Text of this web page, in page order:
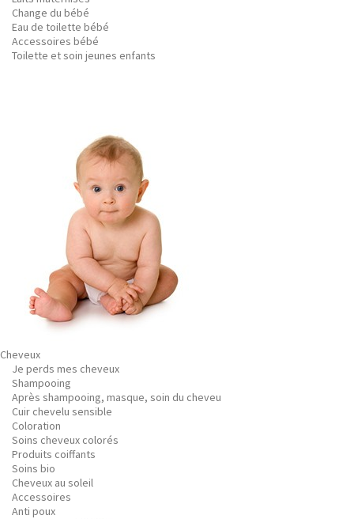
Change du bébé
Eau de toilette bébé
Accessoires bébé
Toilette et soin jeunes enfants
Cheveux
Je perds mes cheveux
Shampooing
Après shampooing, masque, soin du cheveu
Cuir chevelu sensible
Coloration
Soins cheveux colorés
Produits coiffants
Soins bio
Cheveux au soleil
Accessoires
Anti poux